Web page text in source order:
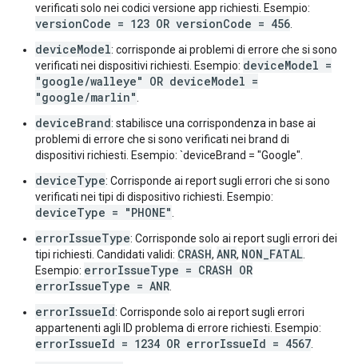
verificati solo nei codici versione app richiesti. Esempio:
versionCode = 123 OR versionCode = 456
deviceModel: corrisponde ai problemi di errore che si sono
verificati nei dispositivi richiesti. Esempio: deviceModel =
"google/walleye" OR deviceModel =
"google/marlin"
deviceBrand: stabilisce una corrispondenza in base ai
problemi di errore che si sono verificati nei brand di
dispositivi richiesti. Esempio: `deviceBrand = "Google".
deviceType: Corrisponde ai report sugli errori che si sono
verificati nei tipi di dispositivo richiesti. Esempio:
deviceType = "PHONE"
errorIssueType: Corrisponde solo ai report sugli errori dei
tipi richiesti. Candidati validi: CRASH, ANR, NON_FATAL
Esempio: errorIssueType = CRASH OR
errorIssueType = ANR
errorIssueId: Corrisponde solo ai report sugli errori
appartenenti agli ID problema di errore richiesti. Esempio:
errorIssueId = 1234 OR errorIssueId = 4567